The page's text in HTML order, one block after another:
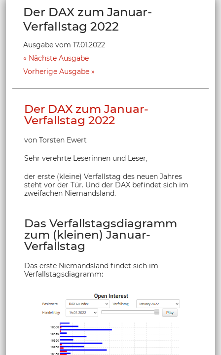
Der DAX zum Januar-
Verfallstag 2022
Ausgabe vom 17.01.2022
Nächste Ausgabe
Vorherige Ausgabe
Der DAX zum Januar-
Verfallstag 2022
von Torsten Ewert
Sehr verehrte Leserinnen und Leser,
der erste (kleine) Verfallstag des neuen Jahres
steht vor der Tür. Und der DAX befindet sich im
zweifachen Niemandsland.
Das Verfallstagsdiagramm
zum (kleinen) Januar-
Verfallstag
Das erste Niemandsland findet sich im
Verfallstagsdiagramm: